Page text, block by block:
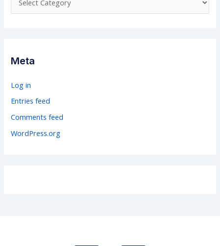
a
r
i
Meta
Log in
Entries feed
Comments feed
WordPress.org